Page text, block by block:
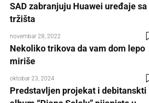
SAD zabranjuju Huawei uređaje sa
tržišta
novembar 28, 2022
Nekoliko trikova da vam dom lepo
miriše
oktobar 23, 2024
Predstavljen projekat i debitanskti